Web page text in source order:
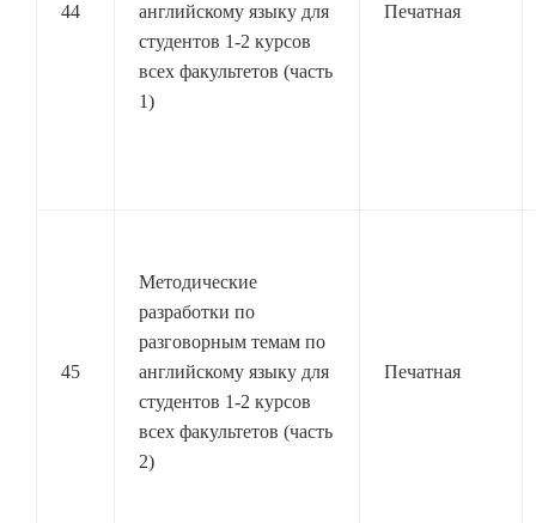
44
английскому языку для
студентов 1-2 курсов
всех факультетов (часть
1)
Печатная
45
Методические
разработки по
разговорным темам по
английскому языку для
студентов 1-2 курсов
всех факультетов (часть
2)
Печатная